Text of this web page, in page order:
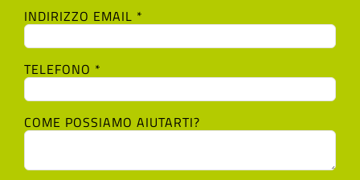
INDIRIZZO EMAIL *
TELEFONO *
COME POSSIAMO AIUTARTI?